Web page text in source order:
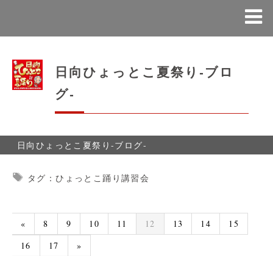
日向ひょっとこ夏祭り-ブロ
グ-
日向ひょっとこ夏祭り-ブログ-
タグ：ひょっとこ踊り講習会
« 8 9 10 11 12 13 14
15
16
17 »